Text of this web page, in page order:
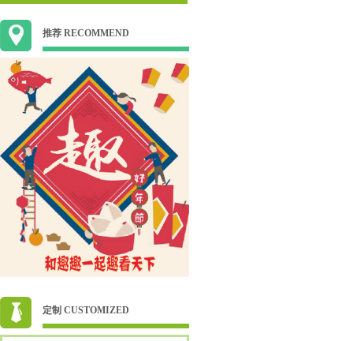
推荐 RECOMMEND
定制 CUSTOMIZED